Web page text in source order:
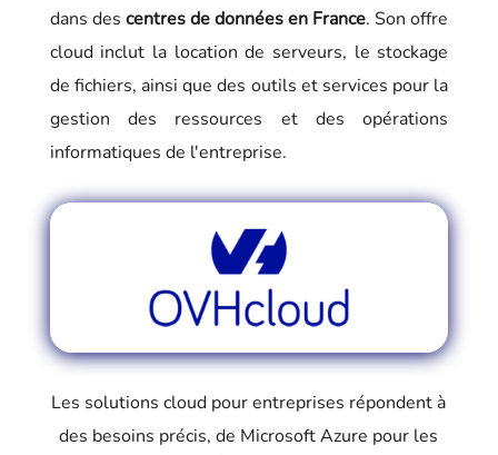
dans des centres de données en France. Son offre
cloud inclut la location de serveurs, le stockage
de fichiers, ainsi que des outils et services pour la
gestion des ressources et des opérations
informatiques de l'entreprise.
Les solutions cloud pour entreprises répondent à
des besoins précis, de Microsoft Azure pour les